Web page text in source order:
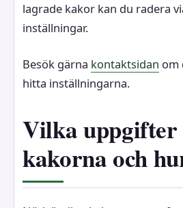
lagrade kakor kan du radera
inställningar.
Besök gärna kontaktsidan om
hitta inställningarna.
Vilka uppgifter
kakorna och